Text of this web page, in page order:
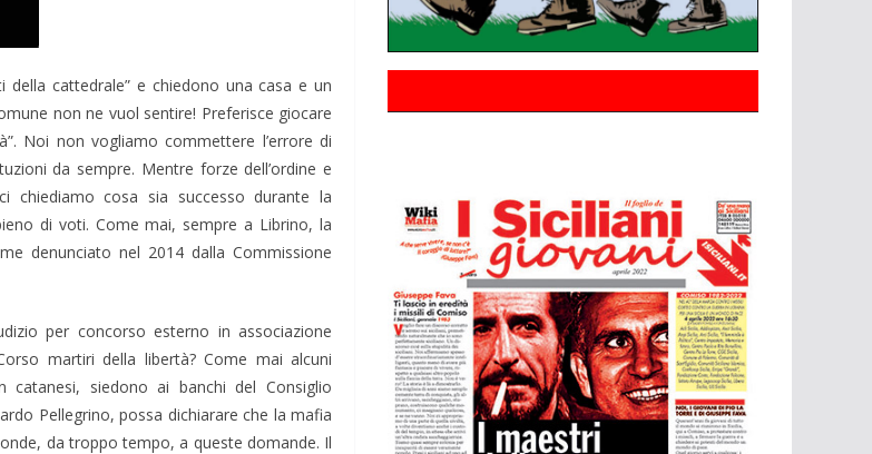
della cattedrale” e chiedono una casa e un
non ne vuol sentire! Preferisce giocare
Noi non vogliamo commettere l’errore di
da sempre. Mentre forze dell’ordine e
chiediamo cosa sia successo durante la
di voti. Come mai, sempre a Librino, la
denunciato nel 2014 dalla Commissione
per concorso esterno in associazione
martiri della libertà? Come mai alcuni
catanesi, siedono ai banchi del Consiglio
Pellegrino, possa dichiarare che la mafia
da troppo tempo, a queste domande. Il